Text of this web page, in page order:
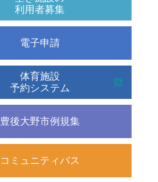
利用者募集
電子申請
体育施設
予約システム
豊後大野市例規集
コミュニティバス